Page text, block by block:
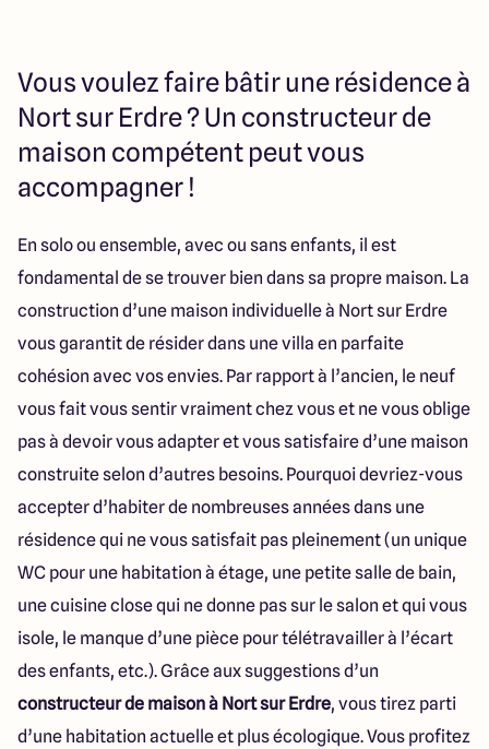
Vous voulez faire bâtir une résidence à
Nort sur Erdre ? Un constructeur de
maison compétent peut vous
accompagner !
En solo ou ensemble, avec ou sans enfants, il est
fondamental de se trouver bien dans sa propre maison. La
construction d’une maison individuelle à Nort sur Erdre
vous garantit de résider dans une villa en parfaite
cohésion avec vos envies. Par rapport à l’ancien, le neuf
vous fait vous sentir vraiment chez vous et ne vous oblige
pas à devoir vous adapter et vous satisfaire d’une maison
construite selon d’autres besoins. Pourquoi devriez-vous
accepter d’habiter de nombreuses années dans une
résidence qui ne vous satisfait pas pleinement (un unique
WC pour une habitation à étage, une petite salle de bain,
une cuisine close qui ne donne pas sur le salon et qui vous
isole, le manque d’une pièce pour télétravailler à l’écart
des enfants, etc.). Grâce aux suggestions d’un
constructeur de maison à Nort sur Erdre, vous tirez parti
d’une habitation actuelle et plus écologique. Vous profitez